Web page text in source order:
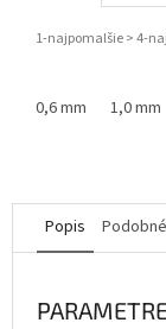
1-najpomalšie > 4-
0,6 mm 1,0 mm
Popis